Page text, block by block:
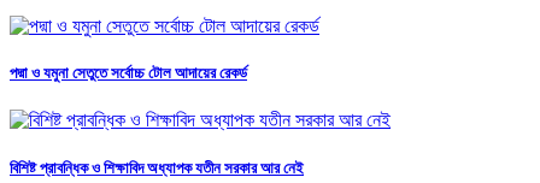
পদ্মা ও যমুনা সেতুতে সর্বোচ্চ টোল আদায়ের রেকর্ড
বিশিষ্ট প্রাবন্ধিক ও শিক্ষাবিদ অধ্যাপক যতীন সরকার আর নেই